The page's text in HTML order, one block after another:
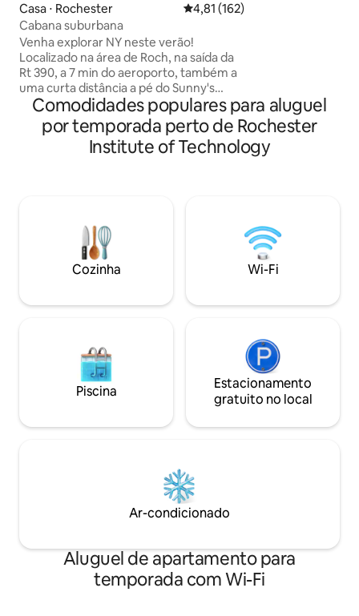
Casa ⋅ Rochester 4,81 de uma avaliação média de
4,81 (162)
Cabana suburbana
Venha explorar NY neste verão!
Localizado na área de Roch, na saída da
Rt 390, a 7 min do aeroporto, também a
uma curta distância a pé do Sunny's
Diner. Veja o Strong Museum of Play e
atividades sazonais; Jazz Fest. Cidades
próximas com música várias noites por
semana. Muita coisa acontecendo em
semiparticular - varanda aquecida -
mesa de centro que se transforma em
mesa de trabalho - cafeteira - lavadora e
secadora na unidade - lava-louças
Totalmente
bem-vindos
Comodidades populares para aluguel
por temporada perto de Rochester
Institute of Technology
Cozinha Wi-Fi
Piscina
Estacionamento
gratuito no local
Ar-condicionado
Aluguel de apartamento para
temporada com Wi-Fi